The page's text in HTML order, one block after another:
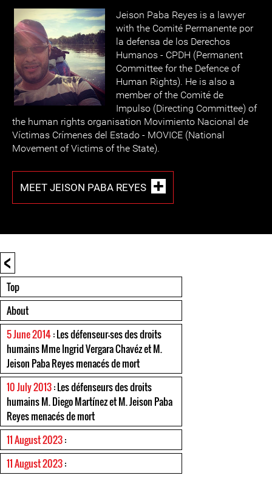
Jeison Paba Reyes is a lawyer
with the Comité Permanente por
la defensa de los Derechos
Humanos - CPDH (Permanent
Committee for the Defence of
Human Rights). He is also a
member of the Comité de
Impulso (Directing Committee) of
the human rights organisation Movimiento Nacional de
Víctimas Crímenes del Estado - MOVICE (National
Movement of Victims of the State).
MEET JEISON PABA REYES
<
Top
About
5 June 2014: Les défenseur-ses des droits
humains Mme Ingrid Vergara Chavéz et M.
Jeison Paba Reyes menacés de mort
10 July 2013: Les défenseurs des droits
humains M. Diego Martínez et M. Jeison Paba
Reyes menacés de mort
11 August 2023:
11 August 2023: